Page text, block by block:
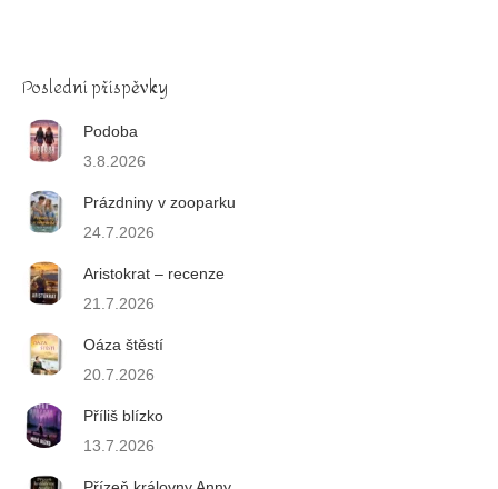
Poslední příspěvky
Podoba
3.8.2026
Prázdniny v zooparku
24.7.2026
Aristokrat – recenze
21.7.2026
Oáza štěstí
20.7.2026
Příliš blízko
13.7.2026